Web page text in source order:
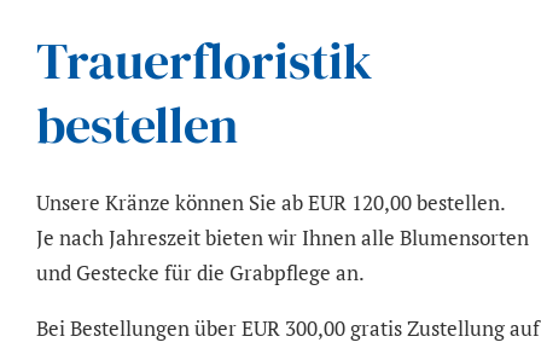
Trauerfloristik
bestellen
Unsere Kränze können Sie ab EUR 120,00 bestellen.
Je nach Jahreszeit bieten wir Ihnen alle Blumensorten
und Gestecke für die Grabpflege an.
Bei Bestellungen über EUR 300,00 gratis Zustellung auf